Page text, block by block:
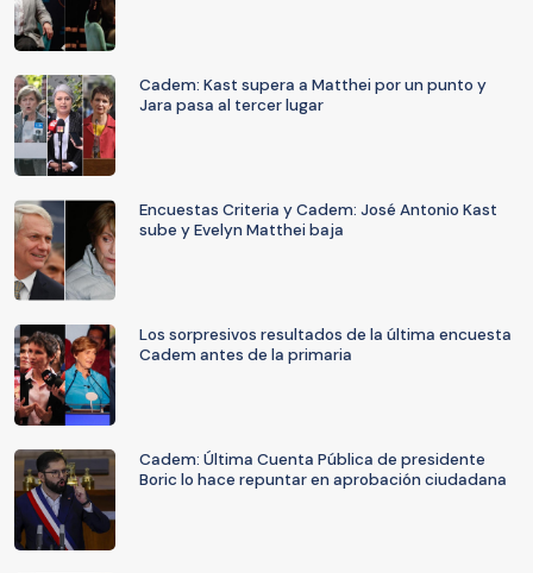
Cadem: Kast supera a Matthei por un punto y
Jara pasa al tercer lugar
Encuestas Criteria y Cadem: José Antonio Kast
sube y Evelyn Matthei baja
Los sorpresivos resultados de la última encuesta
Cadem antes de la primaria
Cadem: Última Cuenta Pública de presidente
Boric lo hace repuntar en aprobación ciudadana